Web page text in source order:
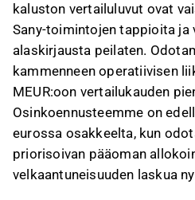
kaluston vertailuluvut ovat
Sany-toimintojen tappioita ja
alaskirjausta peilaten.
kammenneen operatiivisen
MEUR:oon vertailukauden
Osinkoennusteemme on
eurossa osakkeelta, kun
priorisoivan pääoman
velkaantuneisuuden laskua